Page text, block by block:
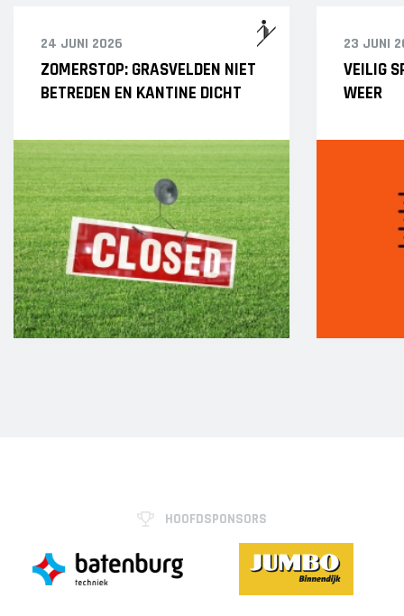
24 JUNI 2026
ZOMERSTOP: GRASVELDEN NIET
BETREDEN EN KANTINE DICHT
23 JUNI
VEILIG
WEER
HOOFDSPONSORS